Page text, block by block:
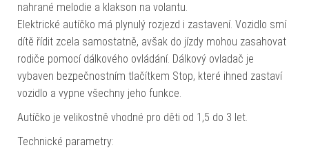
nahrané melodie a klakson na volantu.
Elektrické autíčko má plynulý rozjezd i zastavení. Vozidlo smí
dítě řídit zcela samostatně, avšak do jízdy mohou zasahovat
rodiče pomocí dálkového ovládání. Dálkový ovladač je
vybaven bezpečnostním tlačítkem Stop, které ihned zastaví
vozidlo a vypne všechny jeho funkce.
Autíčko je velikostně vhodné pro děti od 1,5 do 3 let.
Technické parametry: